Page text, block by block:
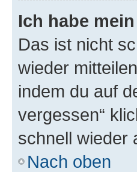
Ich habe
Das ist nicht
wieder
indem du auf
vergessen“
schnell wieder
Nach oben